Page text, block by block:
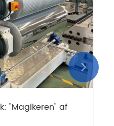
"Magikeren" af
